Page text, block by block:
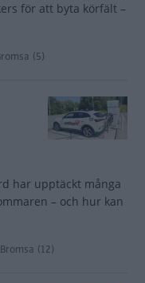
för att byta körfält –
(5)
har upptäckt många
– och hur kan
Bromsa (12)